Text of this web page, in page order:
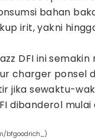
bahan
irit, yakni
DFI ini
charger ponsel
jika sewaktu-
dibanderol mulai
bfgoodrich_)